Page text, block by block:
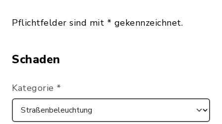
Pflichtfelder sind mit * gekennzeichnet.
Schaden
Kategorie *